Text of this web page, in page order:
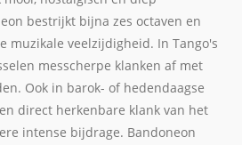
bestrijkt bijna zes octaven en
muzikale veelzijdigheid. In Tango's
messcherpe klanken af met
Ook in barok- of hedendaagse
direct herkenbare klank van het
intense bijdrage. Bandoneon